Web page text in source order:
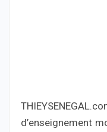
d’enseignement